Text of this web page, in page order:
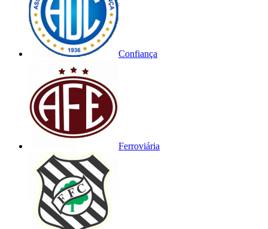
Confiança
Ferroviária